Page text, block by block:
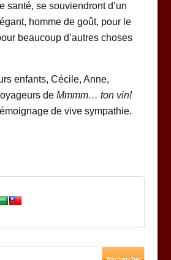
santé, se souviendront d’un
homme de goût, pour le
beaucoup d’autres choses
enfants, Cécile, Anne,
de Mmmm… ton vin!
de vive sympathie.